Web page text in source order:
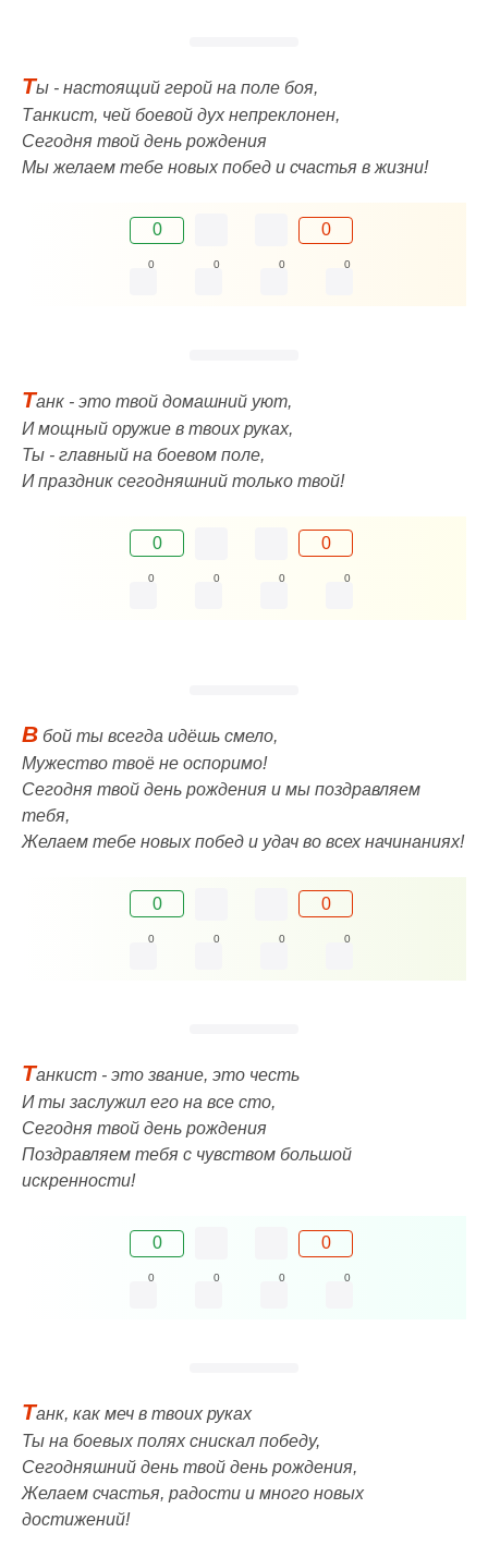
Ты - настоящий герой на поле боя,
Танкист, чей боевой дух непреклонен,
Сегодня твой день рождения
Мы желаем тебе новых побед и счастья в жизни!
0 0
0 0 0 0
Танк - это твой домашний уют,
И мощный оружие в твоих руках,
Ты - главный на боевом поле,
И праздник сегодняшний только твой!
0 0
0 0 0 0
В бой ты всегда идёшь смело,
Мужество твоё не оспоримо!
Сегодня твой день рождения и мы поздравляем
тебя,
Желаем тебе новых побед и удач во всех начинаниях!
0 0
0 0 0 0
Танкист - это звание, это честь
И ты заслужил его на все сто,
Сегодня твой день рождения
Поздравляем тебя с чувством большой
искренности!
0 0
0 0 0 0
Танк, как меч в твоих руках
Ты на боевых полях снискал победу,
Сегодняшний день твой день рождения,
Желаем счастья, радости и много новых
достижений!